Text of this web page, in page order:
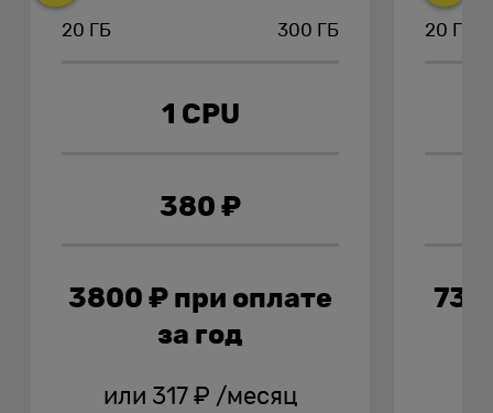
20 ГБ 300 ГБ
1 CPU
380 ₽
3800 ₽ при оплате
за год
или 317₽ /месяц
20 ГБ